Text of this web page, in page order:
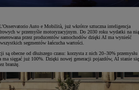
Auto e Mobilità, już wkrótce sztuczna inteligencja
w przemyśle motoryzacyjnym. Do 2030 roku wydatki na nią
przez producentów samochodów dzięki AI ma wynieść
segmentów łańcucha wartości.
obecne od dłuższego czasu: korzysta z nich 20–30% przemysłu
sięgać już 100%. Dzięki nowej generacji pojazdów, AI stanie się
branżę.